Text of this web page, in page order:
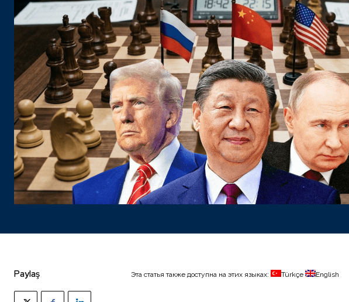
Paylaş Эта статья также доступна на этих языках: Türkçe English